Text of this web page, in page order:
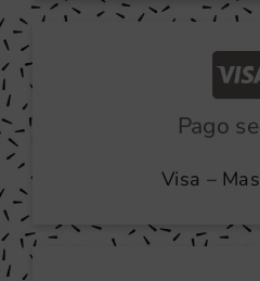
Pago
Visa –